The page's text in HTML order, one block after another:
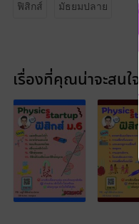
ฟิสิกส์ มัธยมปลาย
เรื่องที่คุณน่าจะสนใจ